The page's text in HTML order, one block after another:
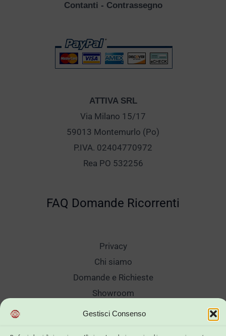
Gestisci Consenso
Contanti - Contrassegno
ATTIVA SRL
Via Milano 15/17
59013 Montemurlo (Po)
P.IVA. 02404770972
Rea PO 532256
FAQ Domande Ricorrenti
Privacy
Chi siamo
Domande e Richieste
Showroom
Spedizioni